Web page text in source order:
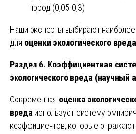
пород (0,05-0,3).
Наши эксперты выбирают
для оценки экологического вреда
Раздел 6. Коэффициентная
экологического вреда (научный
Современная оценка
вреда использует систему
коэффициентов, которые